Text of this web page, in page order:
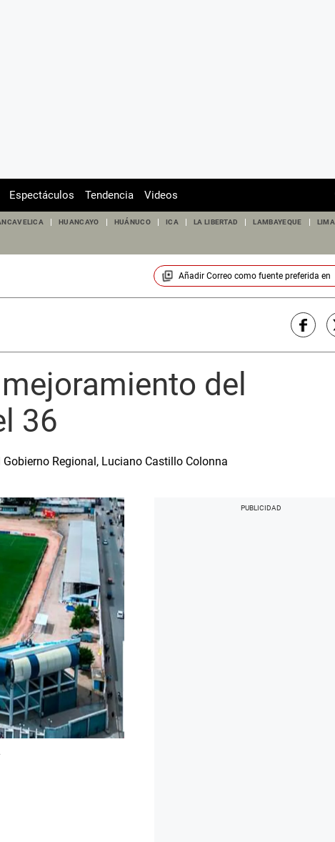
Espectáculos Tendencia Videos
HUANCAYO HUÁNUCO ICA LA LIBERTAD LAMBAYEQUE LIMA
Añadir Correocomo fuente preferida en
del
36
Regional, Luciano Castillo Colonna